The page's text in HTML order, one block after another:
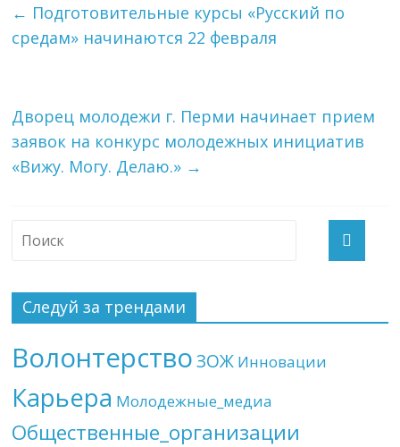
← Подготовительные курсы «Русский по
средам» начинаются 22 февраля
Дворец молодежи г. Перми начинает прием
заявок на конкурс молодежных инициатив
«Вижу. Могу. Делаю.» →
Следуй за трендами
Волонтерство ЗОЖ Инновации
Карьера Молодежные_медиа
Общественные_организации